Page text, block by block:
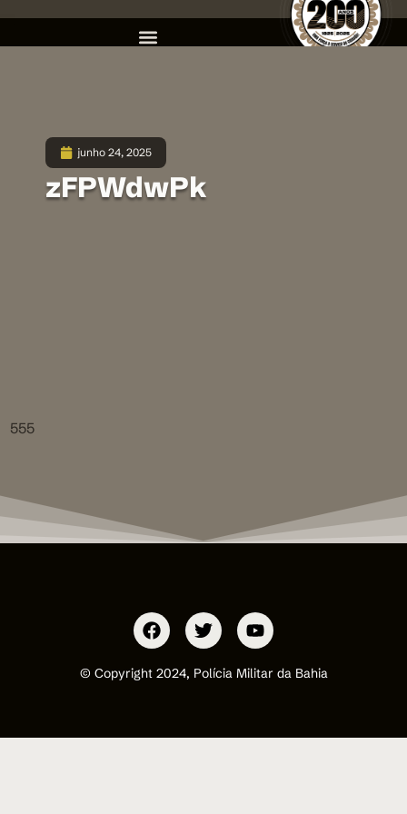
junho 24, 2025
zFPWdwPk
555
© Copyright 2024, Polícia Militar da Bahia